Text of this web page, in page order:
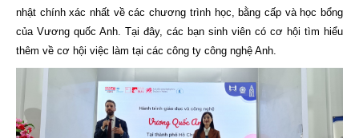
nhật chính xác nhất về các chương trình học, bằng cấp và học bổng
của Vương quốc Anh. Tại đây, các bạn sinh viên có cơ hội tìm hiểu
thêm về cơ hội việc làm tại các công ty công nghệ Anh.